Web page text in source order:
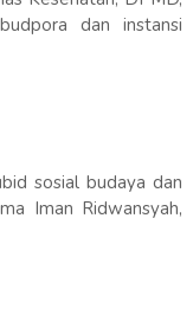
dan instansi
sosial budaya dan
Iman Ridwansyah,